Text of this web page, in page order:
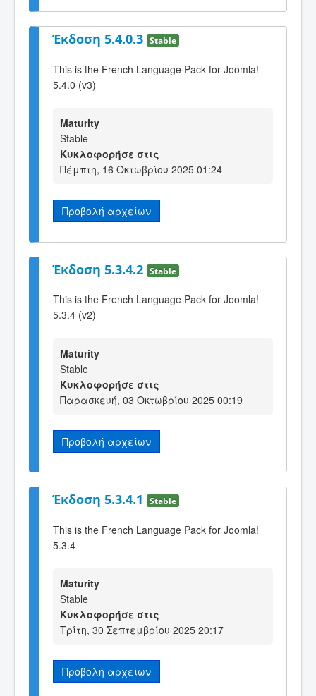
Έκδοση 5.4.0.3 Stable
This is the French Language Pack for Joomla!
5.4.0 (v3)
Maturity
Stable
Κυκλοφορήσε στις
Πέμπτη, 16 Οκτωβρίου 2025 01:24
Προβολή αρχείων
Έκδοση 5.3.4.2 Stable
This is the French Language Pack for Joomla!
5.3.4 (v2)
Maturity
Stable
Κυκλοφορήσε στις
Παρασκευή, 03 Οκτωβρίου 2025 00:19
Προβολή αρχείων
Έκδοση 5.3.4.1 Stable
This is the French Language Pack for Joomla!
5.3.4
Maturity
Stable
Κυκλοφορήσε στις
Τρίτη, 30 Σεπτεμβρίου 2025 20:17
Προβολή αρχείων